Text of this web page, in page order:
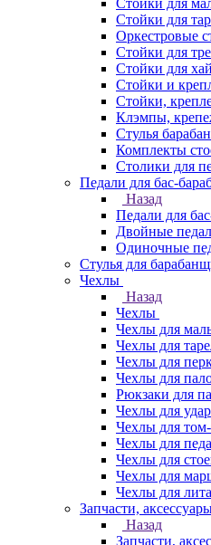
Стойки для
Стойки для
Оркестровые
Стойки для
Стойки для
Стойки и
Стойки,
Клэмпы,
Стулья
Комплекты
Столики для
Педали для бас-
Назад
Педали для
Двойные
Одиночные
Стулья для
Чехлы
Назад
Чехлы
Чехлы для
Чехлы для
Чехлы для
Чехлы для
Рюкзаки для
Чехлы для
Чехлы для
Чехлы для
Чехлы для
Чехлы для
Чехлы для
Запчасти,
Назад
Запчасти,